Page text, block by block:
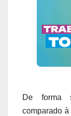
De forma
comparado